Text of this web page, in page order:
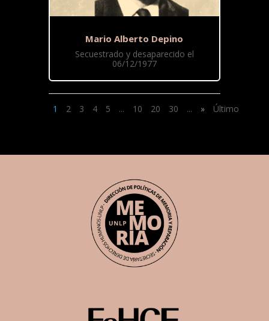
Mario Alberto Depino
Secuestrado y desaparecido el
06/12/1977
1 2 3 4 5 ... 10 20 30 ... » Último